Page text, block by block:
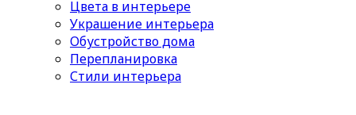
Цвета в интерьере
Украшение интерьера
Обустройство дома
Перепланировка
Стили интерьера